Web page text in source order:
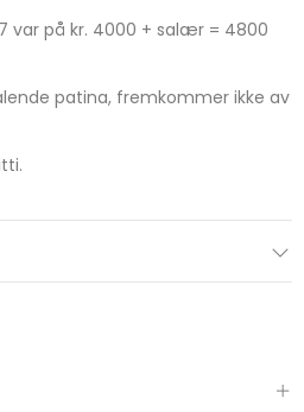
var på kr. 4000 + salær = 4800
patina, fremkommer ikke av